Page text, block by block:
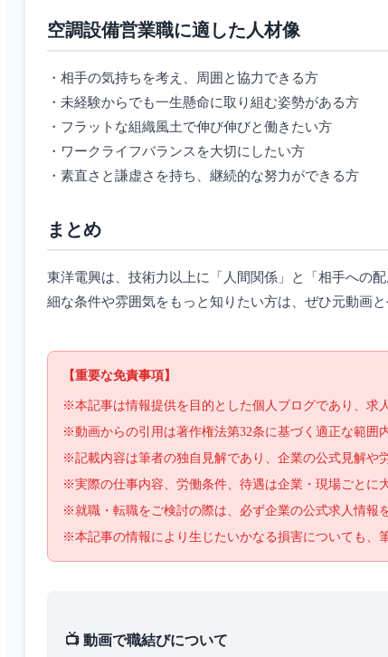
空調設備営業職に適した人材像
・相手の気持ちを考え、周囲と協力できる方
・未経験からでも一生懸命に取り組む姿勢がある方
・フラットな組織風土で伸び伸びと働きたい方
・ワークライフバランスを大切にしたい方
・素直さと謙虚さを持ち、継続的な努力ができる方
まとめ
東洋電興は、技術力以上に「人間関係」と「相手への
細な条件や雰囲気をもっと知りたい方は、ぜひ元動画
【重要な免責事項】
※本記事は情報提供を目的とした個人ブログであり、求
※動画からの引用は著作権法第32条に基づく適正な範囲
※記載内容は筆者の独自見解であり、企業の公式見解や
※実際の仕事内容、労働条件、待遇は企業・現場ごとに
※就職・転職をご検討の際は、必ず企業の公式求人情報
※本記事の情報により生じたいかなる損害についても、
📺 動画で職結びについて